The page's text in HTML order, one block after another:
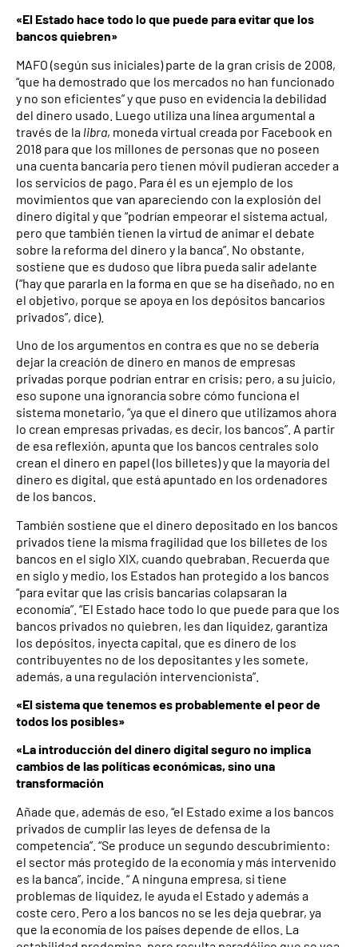
«El Estado hace todo lo que puede para evitar que los
bancos quiebren»
MAFO (según sus iniciales) parte de la gran crisis de 2008,
“que ha demostrado que los mercados no han funcionado
y no son eficientes” y que puso en evidencia la debilidad
del dinero usado. Luego utiliza una línea argumental a
través de la libra, moneda virtual creada por Facebook en
2018 para que los millones de personas que no poseen
una cuenta bancaria pero tienen móvil pudieran acceder a
los servicios de pago. Para él es un ejemplo de los
movimientos que van apareciendo con la explosión del
dinero digital y que “podrían empeorar el sistema actual,
pero que también tienen la virtud de animar el debate
sobre la reforma del dinero y la banca”. No obstante,
sostiene que es dudoso que libra pueda salir adelante
(“hay que pararla en la forma en que se ha diseñado, no en
el objetivo, porque se apoya en los depósitos bancarios
privados”, dice).
Uno de los argumentos en contra es que no se debería
dejar la creación de dinero en manos de empresas
privadas porque podrían entrar en crisis; pero, a su juicio,
eso supone una ignorancia sobre cómo funciona el
sistema monetario, “ya que el dinero que utilizamos ahora
lo crean empresas privadas, es decir, los bancos”. A partir
de esa reflexión, apunta que los bancos centrales solo
crean el dinero en papel (los billetes) y que la mayoría del
dinero es digital, que está apuntado en los ordenadores
de los bancos.
También sostiene que el dinero depositado en los bancos
privados tiene la misma fragilidad que los billetes de los
bancos en el siglo XIX, cuando quebraban. Recuerda que
en siglo y medio, los Estados han protegido a los bancos
“para evitar que las crisis bancarias colapsaran la
economía”. “El Estado hace todo lo que puede para que los
bancos privados no quiebren, les dan liquidez, garantiza
los depósitos, inyecta capital, que es dinero de los
contribuyentes no de los depositantes y les somete,
además, a una regulación intervencionista”.
«El sistema que tenemos es probablemente el peor de
todos los posibles»
«La introducción del dinero digital seguro no implica
cambios de las políticas económicas, sino una
transformación
Añade que, además de eso, “el Estado exime a los bancos
privados de cumplir las leyes de defensa de la
competencia”. “Se produce un segundo descubrimiento:
el sector más protegido de la economía y más intervenido
es la banca”, incide. “ A ninguna empresa, si tiene
problemas de liquidez, le ayuda el Estado y además a
coste cero. Pero a los bancos no se les deja quebrar, ya
que la economía de los países depende de ellos. La